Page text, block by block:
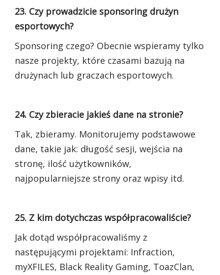
23. Czy prowadzicie sponsoring drużyn
esportowych?
Sponsoring czego? Obecnie wspieramy tylko
nasze projekty, które czasami bazują na
drużynach lub graczach esportowych.
24. Czy zbieracie jakieś dane na stronie?
Tak, zbieramy. Monitorujemy podstawowe
dane, takie jak: długość sesji, wejścia na
stronę, ilość użytkowników,
najpopularniejsze strony oraz wpisy itd.
25. Z kim dotychczas współpracowaliście?
Jak dotąd współpracowaliśmy z
następującymi projektami: Infraction,
myXFILES, Black Reality Gaming, ToazClan,